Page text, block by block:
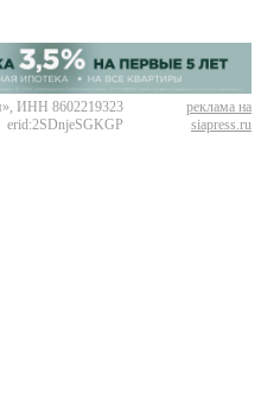
ИНН 8602219323
erid:2SDnjeSGKGP
реклама на
siapress.ru